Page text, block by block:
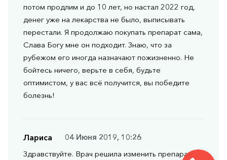
потом продлим и до 10 лет, но настал 2022 год,
денег уже на лекарства не было, выписывать
перестали. Я продолжаю покупать препарат сама,
Слава Богу мне он подходит. Знаю, что за
рубежом его иногда назначают пожизненно. Не
бойтесь ничего, верьте в себя, будьте
оптимистом, у вас всё получится, вы победите
болезнь!
Лариса
04 Июня 2019, 10:26
Здравствуйте. Врач решила изменить препарат